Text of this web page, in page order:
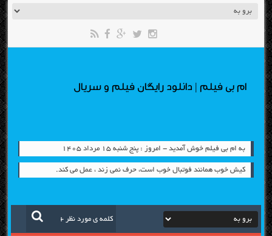
ام بی فیلم | دانلود رایگان فیلم و سریال
به ام بی فیلم خوش آمدید - امروز : پنج شنبه ۱۵ مرداد ۱۴۰۵
کیش خوب همانند فوتبال خوب است، حرف نمی زند ، عمل می کند.